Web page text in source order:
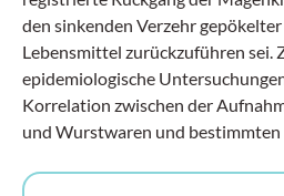
den sinkenden Verzehr
Lebensmittel zurückzuführen sei.
epidemiologische
Korrelation zwischen der
und Wurstwaren und bestimmten